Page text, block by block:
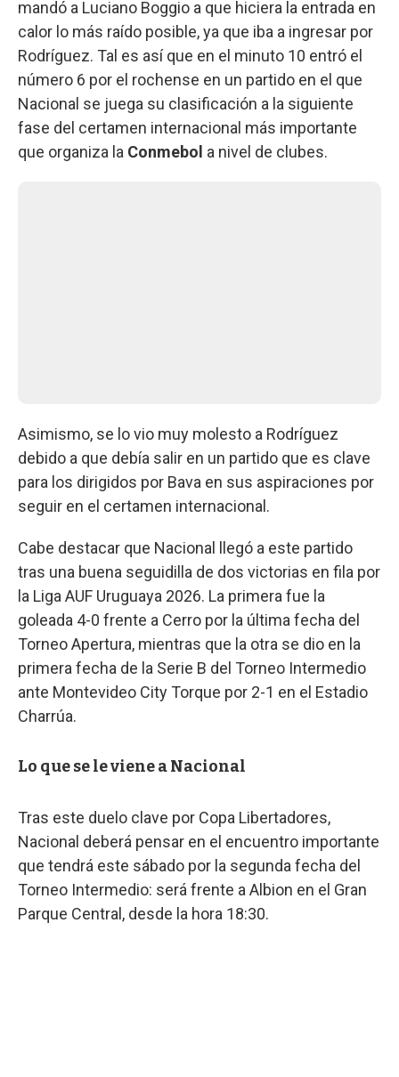
mandó a Luciano Boggio a que hiciera la entrada en
calor lo más raído posible, ya que iba a ingresar por
Rodríguez. Tal es así que en el minuto 10 entró el
número 6 por el rochense en un partido en el que
Nacional se juega su clasificación a la siguiente
fase del certamen internacional más importante
que organiza la Conmebol a nivel de clubes.
Asimismo, se lo vio muy molesto a Rodríguez
debido a que debía salir en un partido que es clave
para los dirigidos por Bava en sus aspiraciones por
seguir en el certamen internacional.
Cabe destacar que Nacional llegó a este partido
tras una buena seguidilla de dos victorias en fila por
la Liga AUF Uruguaya 2026. La primera fue la
goleada 4-0 frente a Cerro por la última fecha del
Torneo Apertura, mientras que la otra se dio en la
primera fecha de la Serie B del Torneo Intermedio
ante Montevideo City Torque por 2-1 en el Estadio
Charrúa.
Lo que se le viene a Nacional
Tras este duelo clave por Copa Libertadores,
Nacional deberá pensar en el encuentro importante
que tendrá este sábado por la segunda fecha del
Torneo Intermedio: será frente a Albion en el Gran
Parque Central, desde la hora 18:30.